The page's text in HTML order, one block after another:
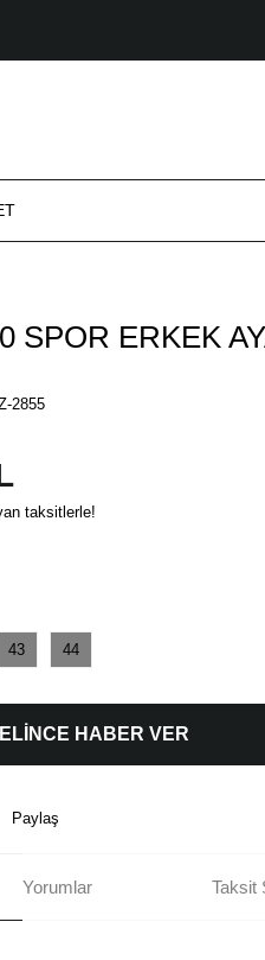
SPOR ERKEK
2855
taksitlerle!
43 44
HABER VER
Paylaş
Yorumlar Taksit